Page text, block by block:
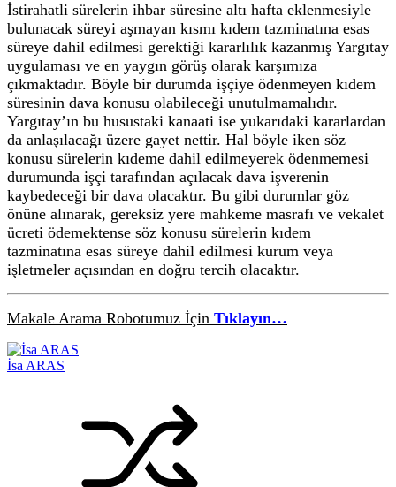
İstirahatli sürelerin ihbar süresine altı hafta eklenmesiyle
bulunacak süreyi aşmayan kısmı kıdem tazminatına esas
süreye dahil edilmesi gerektiği kararlılık kazanmış Yargıtay
uygulaması ve en yaygın görüş olarak karşımıza
çıkmaktadır. Böyle bir durumda işçiye ödenmeyen kıdem
süresinin dava konusu olabileceği unutulmamalıdır.
Yargıtay’ın bu husustaki kanaati ise yukarıdaki kararlardan
da anlaşılacağı üzere gayet nettir. Hal böyle iken söz
konusu sürelerin kıdeme dahil edilmeyerek ödenmemesi
durumunda işçi tarafından açılacak dava işverenin
kaybedeceği bir dava olacaktır. Bu gibi durumlar göz
önüne alınarak, gereksiz yere mahkeme masrafı ve vekalet
ücreti ödemektense söz konusu sürelerin kıdem
tazminatına esas süreye dahil edilmesi kurum veya
işletmeler açısından en doğru tercih olacaktır.
Makale Arama Robotumuz İçin Tıklayın…
İsa ARAS